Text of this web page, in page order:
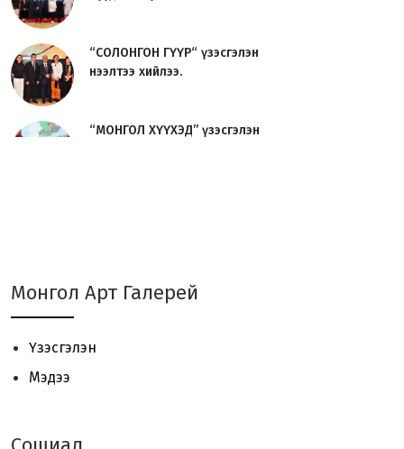
“СОЛОНГОН ГҮҮР“ үзэсгэлэн
нээлтээ хийлээ.
“МОНГОЛ ХҮҮХЭД” үзэсгэлэн
JAVZAA Art Brand 01 - үзэсгэлэн
үргэлжилж байна.
Монгол Арт Галерей
Үзэсгэлэн
Мэдээ